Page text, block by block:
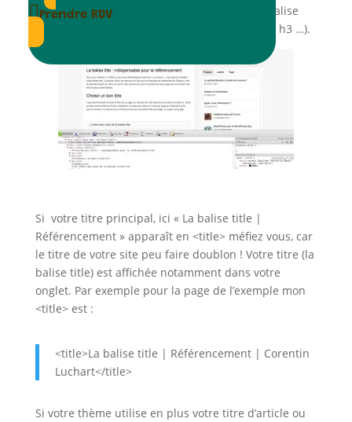
Prendre RDV
également dans le code et vous voyez votre balise
titre l’encerclée (<h1> votre texte </h1> ou h2, h3 …).
Si votre titre principal, ici « La balise title |
Référencement » apparaît en <title> méfiez vous, car
le titre de votre site peu faire doublon ! Votre titre (la
balise title) est affichée notamment dans votre
onglet. Par exemple pour la page de l’exemple mon
<title> est :
<title>La balise title | Référencement | Corentin
Luchart</title>
Si votre thème utilise en plus votre titre d’article ou